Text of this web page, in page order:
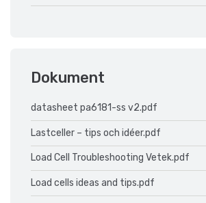
Dokument
datasheet pa6181-ss v2.pdf
Lastceller – tips och idéer.pdf
Load Cell Troubleshooting Vetek.pdf
Load cells ideas and tips.pdf